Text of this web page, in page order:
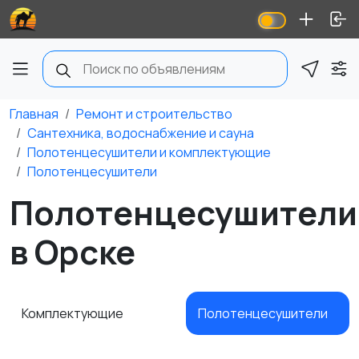
Главная
Ремонт и строительство
Сантехника, водоснабжение и сауна
Полотенцесушители и комплектующие
Полотенцесушители
Полотенцесушители
в Орске
Комплектующие Полотенцесушители